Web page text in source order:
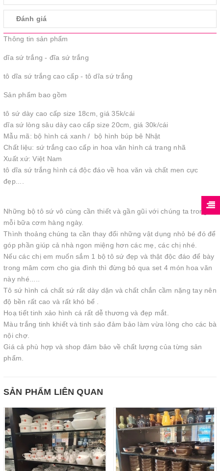
Đánh giá
Thông tin sản phẩm
dĩa sứ trắng - đĩa sứ trắng
tô dĩa sứ trắng cao cấp - tô dĩa sứ trắng
Sản phẩm bao gồm
tô sứ dày cao cấp size 18cm, giá 35k/cái
dĩa sứ lòng sâu dày cao cấp size 20cm, giá 30k/cái
Mẫu mã: bộ hình cá xanh / bộ hình búp bê Nhật
Chất liệu: sứ trắng cao cấp in hoa văn hình cá trang nhã
Xuất xứ: Việt Nam
tô dĩa sứ trắng hình cá độc đáo về hoa văn và chất men cực
đẹp....
Những bộ tô sứ vô cùng cần thiết và gần gũi với chúng ta trong
mỗi bữa cơm hàng ngày.
Thình thoảng chúng ta cần thay đổi những vật dụng nhỏ bé đó để
góp phần giúp cả nhà ngon miệng hơn các mẹ, các chị nhé.
Nếu các chị em muốn sắm 1 bộ tô sứ đẹp và thật độc đáo để bày
trong mâm cơm cho gia đình thì đừng bỏ qua set 4 món hoa văn
này nhé.....
Tô sứ hình cá chất sứ rất dày dặn và chất chắn cầm nặng tay nên
độ bền rất cao và rất khó bể .
Hoạ tiết tinh xảo hình cá rất dễ thương và đẹp mắt.
Màu trắng tinh khiết và tinh sảo đảm bảo làm vừa lòng cho các bà
nội chợ.
Giá cả phù hợp và shop đảm bảo về chất lượng của từng sản
phẩm.
SẢN PHẨM LIÊN QUAN